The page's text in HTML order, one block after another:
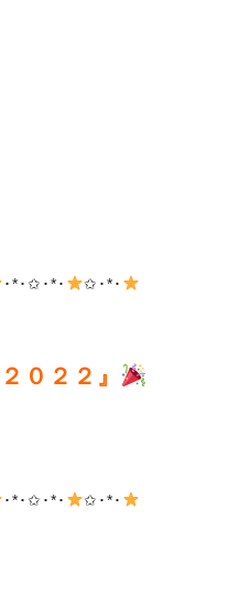
･*･✩･*･ ✩･*･
０２２』
･*･✩･*･ ✩･*･